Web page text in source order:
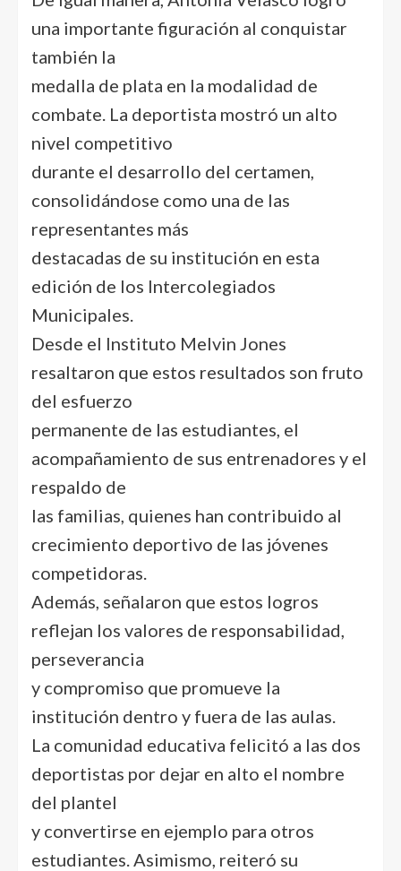
una importante figuración al conquistar
también la
medalla de plata en la modalidad de
combate. La deportista mostró un alto
nivel competitivo
durante el desarrollo del certamen,
consolidándose como una de las
representantes más
destacadas de su institución en esta
edición de los Intercolegiados
Municipales.
Desde el Instituto Melvin Jones
resaltaron que estos resultados son fruto
del esfuerzo
permanente de las estudiantes, el
acompañamiento de sus entrenadores y el
respaldo de
las familias, quienes han contribuido al
crecimiento deportivo de las jóvenes
competidoras.
Además, señalaron que estos logros
reflejan los valores de responsabilidad,
perseverancia
y compromiso que promueve la
institución dentro y fuera de las aulas.
La comunidad educativa felicitó a las dos
deportistas por dejar en alto el nombre
del plantel
y convertirse en ejemplo para otros
estudiantes. Asimismo, reiteró su